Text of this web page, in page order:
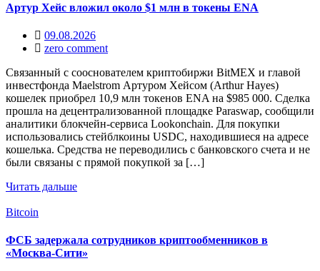
Артур Хейс вложил около $1 млн в токены ENA
09.08.2026
zero comment
Связанный с сооснователем криптобиржи BitMEX и главой
инвестфонда Maelstrom Артуром Хейсом (Arthur Hayes)
кошелек приобрел 10,9 млн токенов ENA на $985 000. Сделка
прошла на децентрализованной площадке Paraswap, сообщили
аналитики блокчейн-сервиса Lookonchain. Для покупки
использовались стейблкоины USDC, находившиеся на адресе
кошелька. Средства не переводились с банковского счета и не
были связаны с прямой покупкой за […]
Читать дальше
Bitcoin
ФСБ задержала сотрудников криптообменников в
«Москва-Сити»